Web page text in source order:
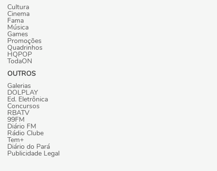
Cultura
Cinema
Fama
Música
Games
Promoções
Quadrinhos
HQPOP
TodaON
OUTROS
Galerias
DOLPLAY
Ed. Eletrônica
Concursos
RBATV
99FM
Diário FM
Rádio Clube
Tem+
Diário do Pará
Publicidade Legal